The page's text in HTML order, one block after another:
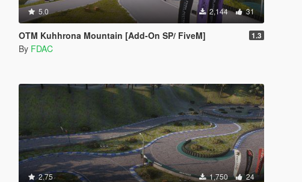
5.0 2,144 31
OTM Kuhhrona Mountain [Add-On SP/ FiveM] 1.3
By FDAC
2.75 1,750 24